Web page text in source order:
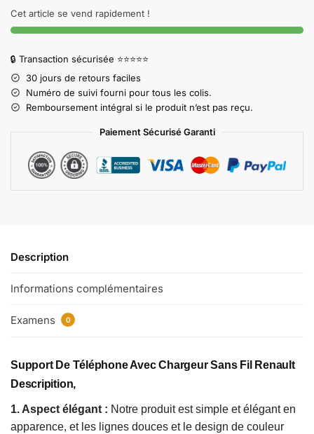
Cet article se vend rapidement !
🔒 Transaction sécurisée ⭐⭐⭐⭐⭐
30 jours de retours faciles
Numéro de suivi fourni pour tous les colis.
Remboursement intégral si le produit n’est pas reçu.
Paiement Sécurisé Garanti
Description
Informations complémentaires
Examens 0
Support De Téléphone Avec Chargeur Sans Fil Renault
Descripition,
1. Aspect élégant : Notre produit est simple et élégant en
apparence, et les lignes douces et le design de couleur